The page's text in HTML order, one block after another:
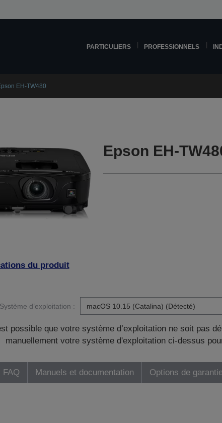
PARTICULIERS PROFESSIONNELS
EH-TW480
du produit
Epson EH-
Système d’exploitation :
possible que votre système d’exploitation ne soit pas
manuellement votre système d'exploitation ci-dessus
FAQ Manuels et documentation Options de